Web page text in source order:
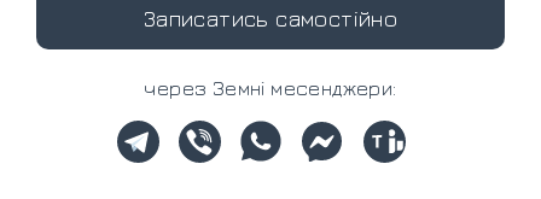
Записатись самостійно
через Земні месенджери: